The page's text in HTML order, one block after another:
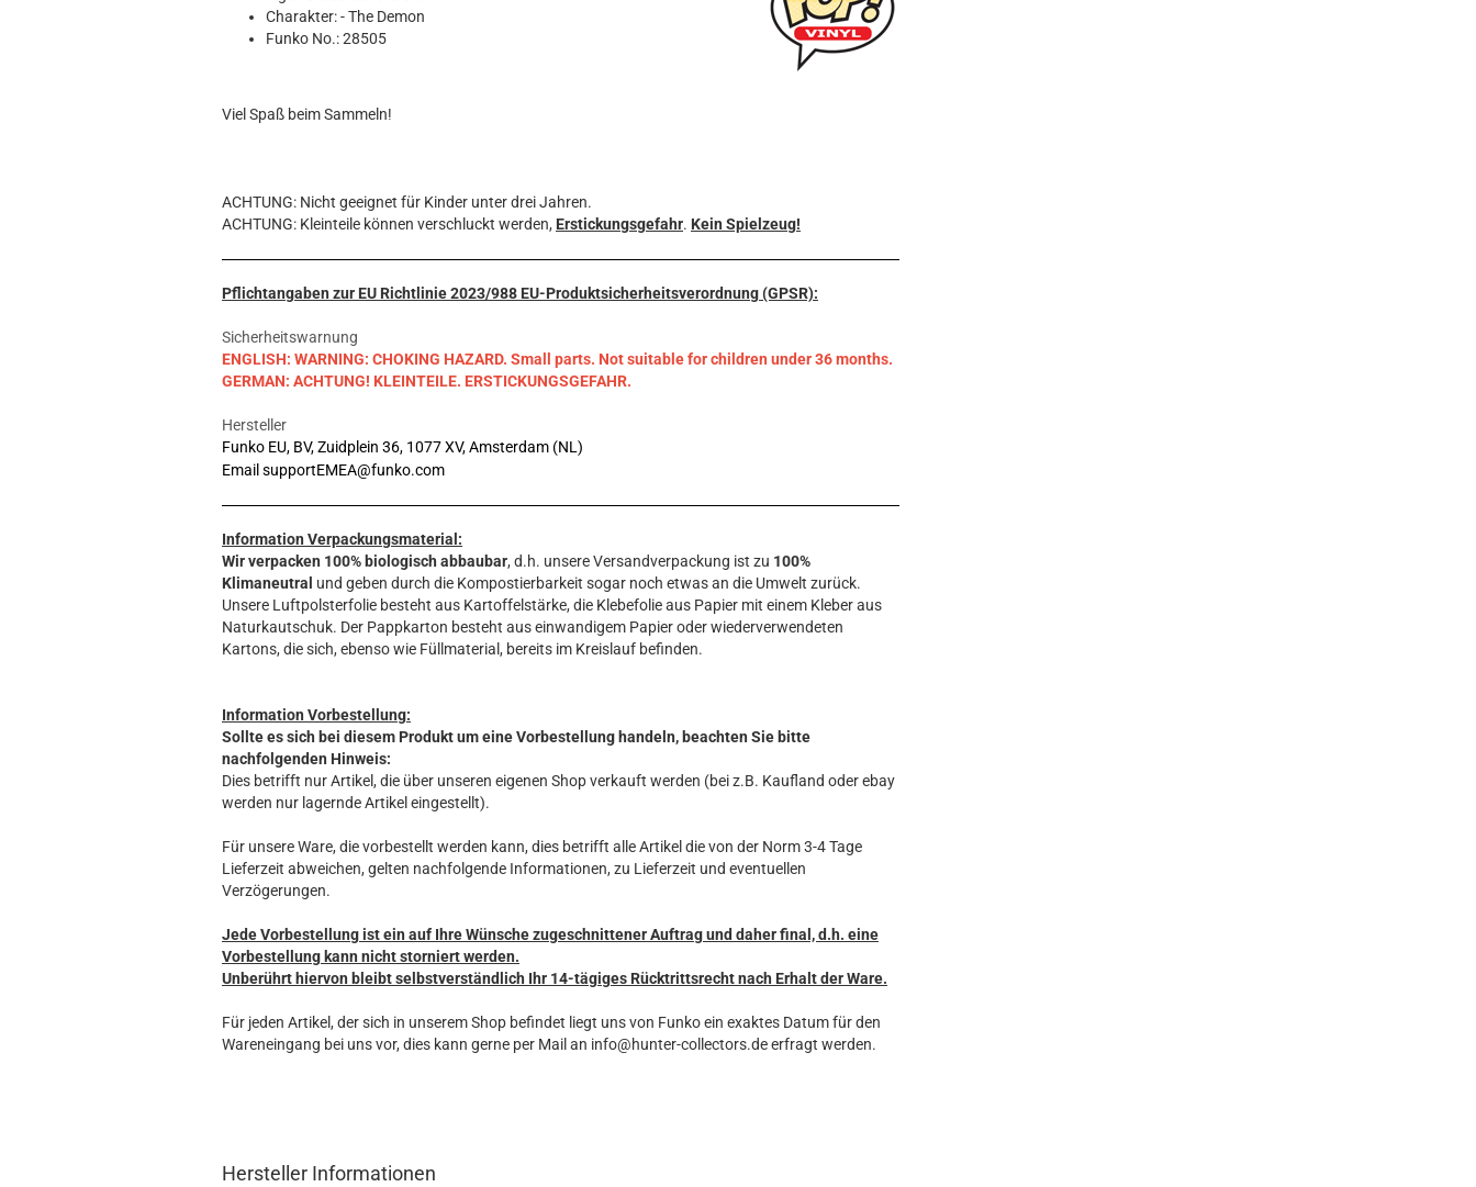
Music
Television
Charakter: - The Demon
Funko No.: 28505
Viel Spaß beim Sammeln!
ACHTUNG: Nicht geeignet für Kinder unter drei Jahren.
ACHTUNG: Kleinteile können verschluckt werden, Erstickungsgefahr. Kein Spielzeug!
Pflichtangaben zur EU Richtlinie 2023/988 EU-Produktsicherheitsverordnung (GPSR):
Sicherheitswarnung
ENGLISH: WARNING: CHOKING HAZARD. Small parts. Not suitable for children under 36 months.
GERMAN: ACHTUNG! KLEINTEILE. ERSTICKUNGSGEFAHR.
Hersteller
Funko EU, BV, Zuidplein 36, 1077 XV, Amsterdam (NL)
Email supportEMEA@funko.com
Information Verpackungsmaterial:
Wir verpacken 100% biologisch abbaubar, d.h. unsere Versandverpackung ist zu 100%
Klimaneutral und geben durch die Kompostierbarkeit sogar noch etwas an die Umwelt zurück.
Unsere Luftpolsterfolie besteht aus Kartoffelstärke, die Klebefolie aus Papier mit einem Kleber aus
Naturkautschuk. Der Pappkarton besteht aus einwandigem Papier oder wiederverwendeten
Kartons, die sich, ebenso wie Füllmaterial, bereits im Kreislauf befinden.
Information Vorbestellung:
Sollte es sich bei diesem Produkt um eine Vorbestellung handeln, beachten Sie bitte
nachfolgenden Hinweis:
Dies betrifft nur Artikel, die über unseren eigenen Shop verkauft werden (bei z.B. Kaufland oder ebay
werden nur lagernde Artikel eingestellt).
Für unsere Ware, die vorbestellt werden kann, dies betrifft alle Artikel die von der Norm 3-4 Tage
Lieferzeit abweichen, gelten nachfolgende Informationen, zu Lieferzeit und eventuellen
Verzögerungen.
Jede Vorbestellung ist ein auf Ihre Wünsche zugeschnittener Auftrag und daher final, d.h. eine
Vorbestellung kann nicht storniert werden.
Unberührt hiervon bleibt selbstverständlich Ihr 14-tägiges Rücktrittsrecht nach Erhalt der Ware.
Für jeden Artikel, der sich in unserem Shop befindet liegt uns von Funko ein exaktes Datum für den
Wareneingang bei uns vor, dies kann gerne per Mail an info@hunter-collectors.de erfragt werden.
Hersteller Informationen